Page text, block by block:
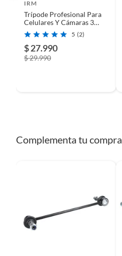
Requiere Serial Number
Modelo
IRM
Trípode Profesional Para
Celulares Y Cámaras 3
Niveles con Cabezal
5 (2)
$ 27.990
$ 29.990
Complementa tu compra